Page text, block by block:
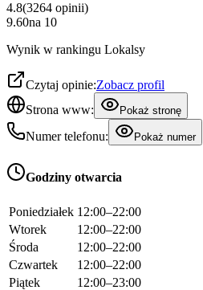
4.8(3264 opinii)
9.60na 10
Wynik w rankingu Lokalsy
Czytaj opinie:Zobacz profil
Strona www:
Pokaż stronę
Numer telefonu: Pokaż numer
Godziny otwarcia
Poniedziałek 12:00–22:00
Wtorek
12:00–22:00
Środa
12:00–22:00
Czwartek
12:00–22:00
Piątek
12:00–23:00